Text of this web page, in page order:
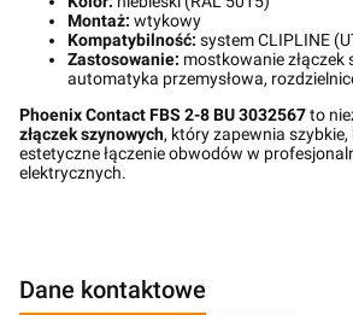
Montaż: wtykowy
Kompatybilność: system CLIPLINE
Zastosowanie: mostkowanie złączek
automatyka przemysłowa,
Phoenix Contact FBS 2-8 BU 3032567to
złączek szynowych, który zapewnia szybkie,
estetyczne łączenie obwodów w
elektrycznych.
Dane kontaktowe